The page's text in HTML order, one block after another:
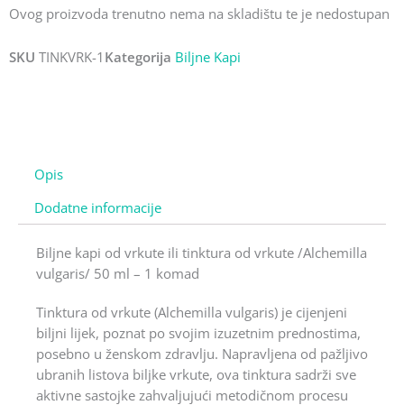
Ovog proizvoda trenutno nema na skladištu te je nedostupan
SKU TINKVRK-1 Kategorija Biljne Kapi
Opis
Dodatne informacije
Biljne kapi od vrkute ili tinktura od vrkute /Alchemilla
vulgaris/ 50 ml – 1 komad
Tinktura od vrkute (Alchemilla vulgaris) je cijenjeni
biljni lijek, poznat po svojim izuzetnim prednostima,
posebno u ženskom zdravlju. Napravljena od pažljivo
ubranih listova biljke vrkute, ova tinktura sadrži sve
aktivne sastojke zahvaljujući metodičnom procesu